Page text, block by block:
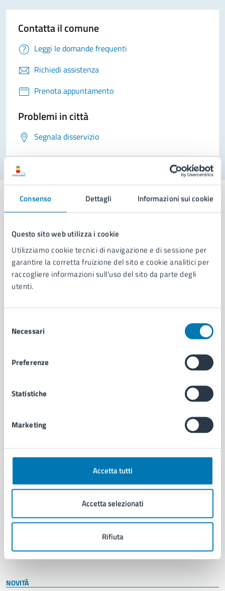
Consenso Dettagli Informazioni sui cookie
Questo sito web utilizza i cookie
Utilizziamo cookie tecnici di navigazione e di sessione per
garantire la corretta fruizione del sito e cookie analitici per
raccogliere informazioni sull'uso del sito da parte degli
utenti.
delNecessari
Preferenze
Statistiche
Marketing
Accetta tutti
Accetta selezionati
Rifiuta
Contatta il comune
Leggi le domande frequenti
Richiedi assistenza
Prenota appuntamento
Problemi in città
Segnala disservizio
Comune di Napoli
AMMINISTRAZIONE
Aree amministrative
Organi di governo
Enti e fondazioni
Documenti e dati
Ambiente
Educazione e formazione
Giustizia e sicurezza pubblica
Salute, benessere e assistenza
Vita lavorativa
NOVITÀ